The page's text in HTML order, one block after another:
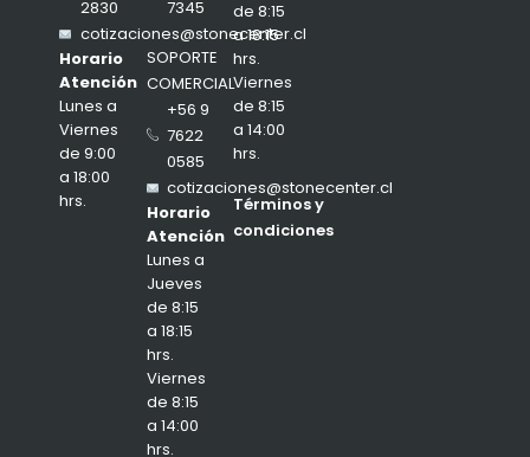
2830
cotizaciones@stonecenter.cl
Horario
Atención
Lunes a
Viernes
de 9:00
a 18:00
hrs.
7345
SOPORTE
COMERCIAL
+56 9
7622
0585
cotizaciones@stonecenter.cl
Horario
Atención
Lunes a
Jueves
de 8:15
a 18:15
hrs.
Viernes
de 8:15
a 14:00
hrs.
de 8:15
a 18:15
hrs.
Viernes
de 8:15
a 14:00
hrs.
Términos y
condiciones